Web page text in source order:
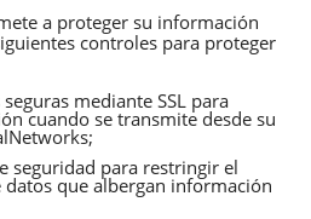
a proteger su información
controles para proteger
mediante SSL para
cuando se transmite desde su
seguridad para restringir el
datos que albergan información